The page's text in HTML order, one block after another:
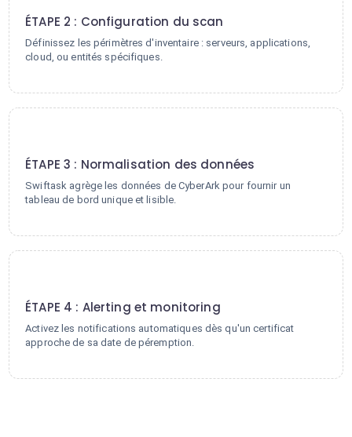
ÉTAPE 2 : Configuration du scan
Définissez les périmètres d'inventaire : serveurs, applications,
cloud, ou entités spécifiques.
ÉTAPE 3 : Normalisation des données
Swiftask agrège les données de CyberArk pour fournir un
tableau de bord unique et lisible.
ÉTAPE 4 : Alerting et monitoring
Activez les notifications automatiques dès qu'un certificat
approche de sa date de péremption.